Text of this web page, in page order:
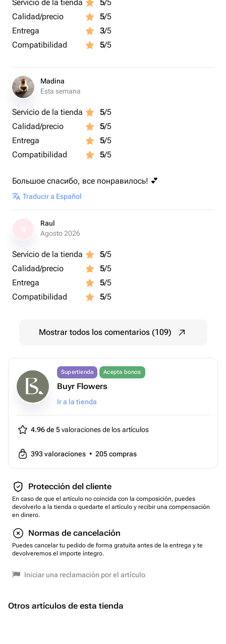
Servicio de la tienda 5/5
Calidad/precio
5/5
Entrega
3/5
Compatibilidad
5/5
Madina
Esta semana
Servicio de la tienda 5/5
Calidad/precio
5/5
Entrega
5/5
Compatibilidad
5/5
Большое спасибо, все понравилось! 💕
Traducir a Español
Raul
Agosto 2026
Servicio de la tienda 5/5
Calidad/precio
5/5
Entrega
5/5
Compatibilidad
5/5
Mostrar todos los comentarios (109)
Supertienda Acepta bonos
Buyr Flowers
Ir a la tienda
4.96 de 5valoraciones de los artículos
393valoraciones • 205compras
Protección del cliente
En caso de que el artículo no coincida con la composición, puedes
devolverlo a la tienda o quedarte el artículo y recibir una compensación
en dinero.
Normas de cancelación
Puedes cancelar tu pedido de forma gratuita antes de la entrega y te
devolveremos el importe íntegro.
Iniciar una reclamación por el artículo
Otros artículos de esta tienda